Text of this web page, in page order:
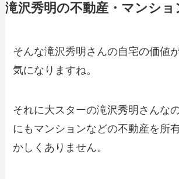
滝沢秀明の不動産・マンショ
そんな滝沢秀明さんの自宅の価値
気になりますね。
それに大スターの滝沢秀明さんな
にもマンションなどの不動産を所
かしくありません。